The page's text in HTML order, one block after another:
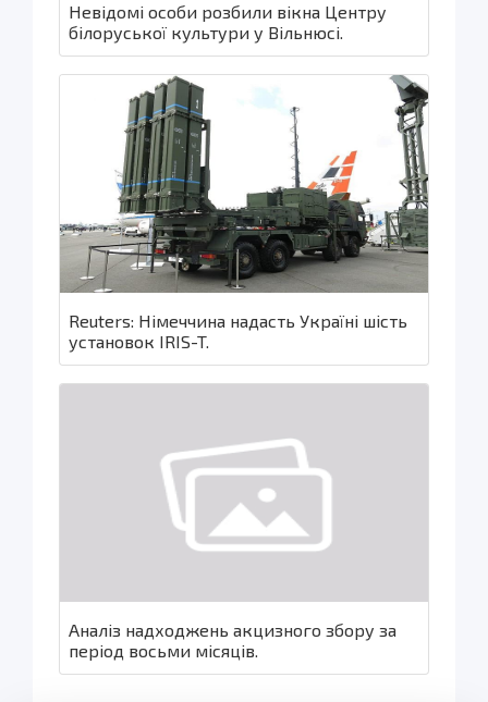
Невідомі особи розбили вікна Центру
білоруської культури у Вільнюсі.
Reuters: Німеччина надасть Україні шість
установок IRIS-T.
Аналіз надходжень акцизного збору за
період восьми місяців.